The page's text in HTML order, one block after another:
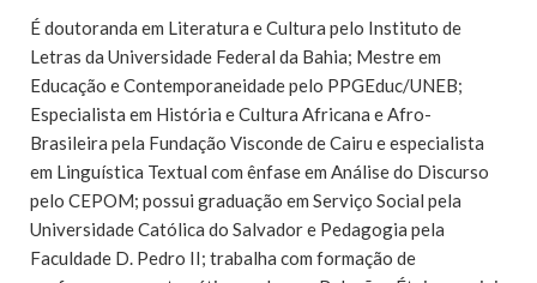
É doutoranda em Literatura e Cultura pelo Instituto de
Letras da Universidade Federal da Bahia; Mestre em
Educação e Contemporaneidade pelo PPGEduc/UNEB;
Especialista em História e Cultura Africana e Afro-
Brasileira pela Fundação Visconde de Cairu e especialista
em Linguística Textual com ênfase em Análise do Discurso
pelo CEPOM; possui graduação em Serviço Social pela
Universidade Católica do Salvador e Pedagogia pela
Faculdade D. Pedro II; trabalha com formação de